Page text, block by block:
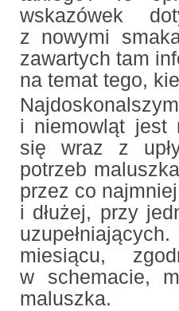
wskazówek
z nowymi
zawartych tam
na temat tego,
i niemowląt jest
się wraz z
potrzeb
przez co
i dłużej, przy
miesiącu,
w schemacie,
maluszka.